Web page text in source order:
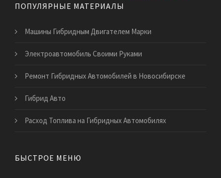
ПОПУЛЯРНЫЕ МАТЕРИАЛЫ
Машины Гибридным Двигателем Марки
Электроавтомобиль Своими Руками
Ремонт Гибридных Автомобилей в Новосибирске
Гибрид Авто
Расход Топлива на Гибридных Автомобилях
БЫСТРОЕ МЕНЮ